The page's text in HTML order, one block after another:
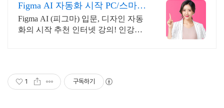
Figma AI 자동화 시작 PC/스마트
폰 동영상강의
Figma AI (피그마) 입문, 디자인 자동
화의 시작 추천 인터넷 강의! 인강으
1 구독하기